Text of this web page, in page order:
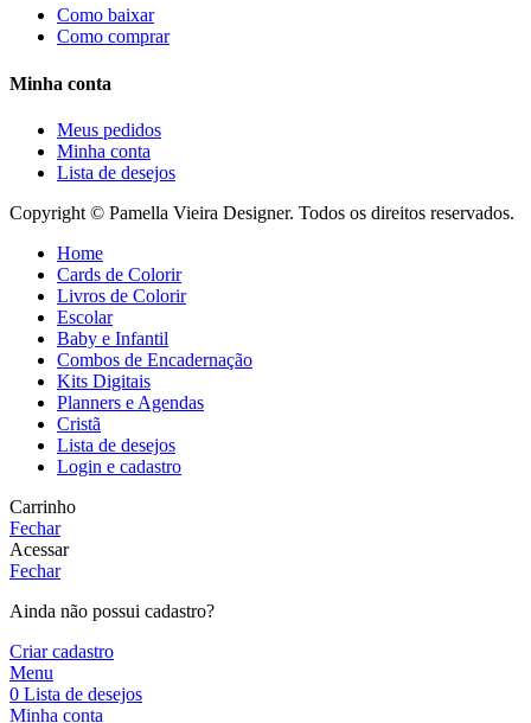
Como baixar
Como comprar
Minha conta
Meus pedidos
Minha conta
Lista de desejos
Copyright © Pamella Vieira Designer. Todos os direitos reservados.
Home
Cards de Colorir
Livros de Colorir
Escolar
Baby e Infantil
Combos de Encadernação
Kits Digitais
Planners e Agendas
Cristã
Lista de desejos
Login e cadastro
Carrinho
Fechar
Acessar
Fechar
Ainda não possui cadastro?
Criar cadastro
Menu
0 Lista de desejos
Minha conta